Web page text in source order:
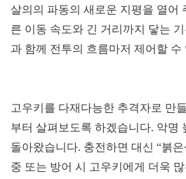
살의의 파동의 새로운 지평을 열어
른 이동 속도와 긴 거리까지 닿는
과 함께 전투의 흐름마저 제어할 수
고우키를 다재다능한 추격자로 만
부터 살펴보도록 하겠습니다. 악명
돌아왔습니다. 충전하면 대신 “붉
중 또는 방어 시 고우키에게 더욱